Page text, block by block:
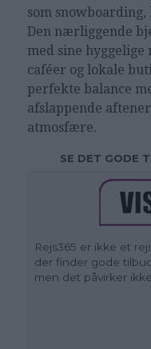
som
Den nærliggende
med sine
caféer og lokale
perfekte balance
afslappende
atmosfære.
SE DET GODE
Rejs365 er ikke et
der finder gode
men det påvirker